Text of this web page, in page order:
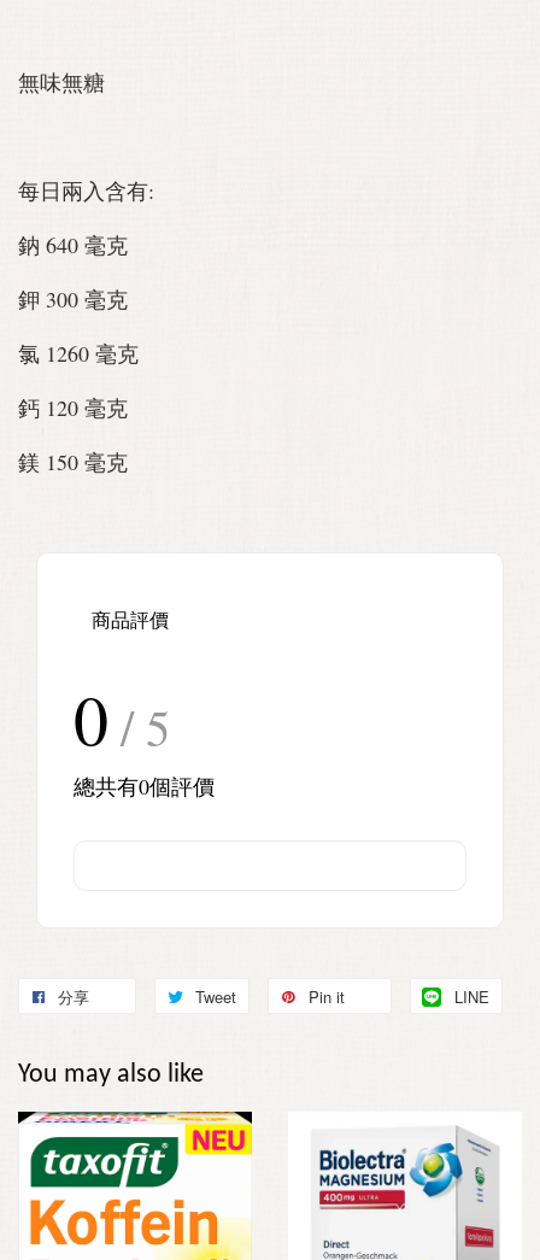
無味無糖
每日兩入含有:
鈉 640 毫克
鉀 300 毫克
氯 1260 毫克
鈣 120 毫克
鎂 150 毫克
商品評價
0 / 5
總共有0個評價
分享 Tweet Pin it LINE
You may also like